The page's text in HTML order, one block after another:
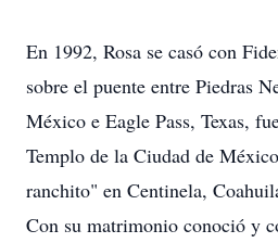
En 1992, Rosa se casó con
sobre el puente entre Piedras
México e Eagle Pass, Texas,
Templo de la Ciudad de
ranchito" en Centinela,
Con su matrimonio conoció y